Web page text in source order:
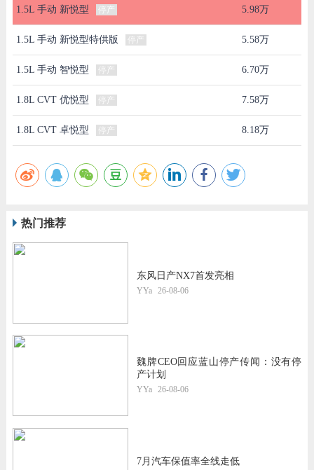
1.5L 手动 新悦型 停产 5.98万
1.5L 手动 新悦型特供版 停产 5.58万
1.5L 手动 智悦型 停产 6.70万
1.8L CVT 优悦型 停产 7.58万
1.8L CVT 卓悦型 停产 8.18万
热门推荐
东风日产NX7首发亮相
YYa 26-08-06
魏牌CEO回应蓝山停产传闻：没有停
产计划
YYa 26-08-06
7月汽车保值率全线走低